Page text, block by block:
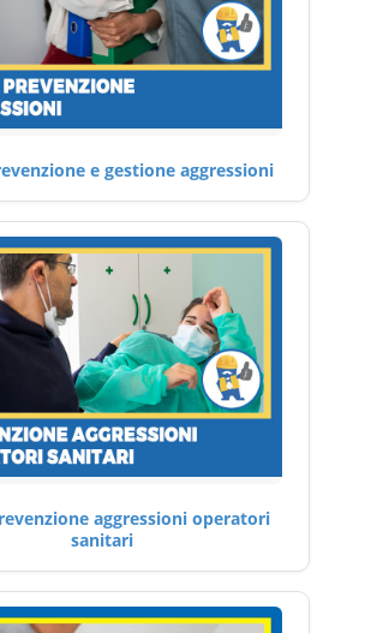
e gestione aggressioni
aggressioni operatori
sanitari